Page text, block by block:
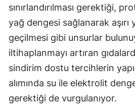
sınırlandırılması gerektiği,
yağ dengesi sağlanarak aşırı
geçilmesi gibi unsurlar
iltihaplanmayı artıran
sindirim dostu tercihlerin
alımında su ile elektrolit
gerektiği de vurgulanıyor.